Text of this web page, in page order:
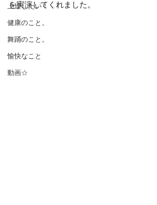
上達したい！
健康のこと。
舞踊のこと。
愉快なこと
動画☆
を実演してくれました。